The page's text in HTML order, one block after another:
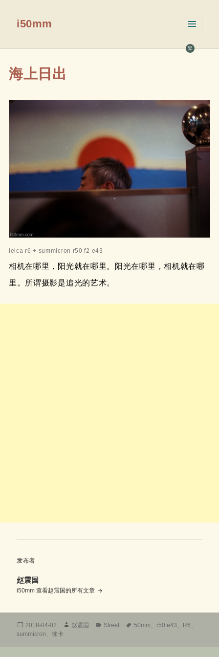
繁
i50mm
挂件
海上日出
leica r6 + summicron r50 f2 e43
相机在哪里，阳光就在哪里。阳光在哪里，相机就在哪
里。所谓摄影是追光的艺术。
发布者
赵震国
i50mm查看赵震国的所有文章
发
布
2018-04-02
作
赵震国
分
Street
标
50mm 、 r50 e43 、 R6 、
summicron 、徕卡